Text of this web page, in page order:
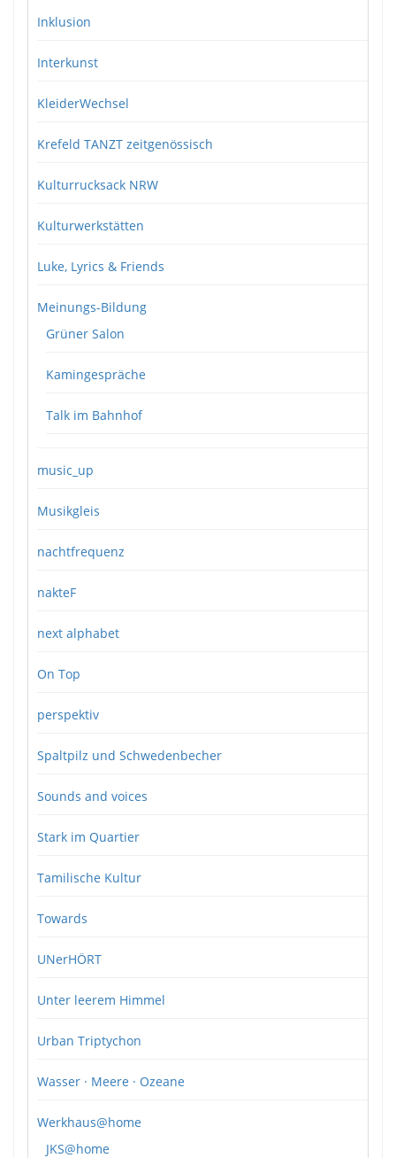
Inklusion
Interkunst
KleiderWechsel
Krefeld TANZT zeitgenössisch
Kulturrucksack NRW
Kulturwerkstätten
Luke, Lyrics & Friends
Meinungs-Bildung
Grüner Salon
Kamingespräche
Talk im Bahnhof
music_up
Musikgleis
nachtfrequenz
nakteF
next alphabet
On Top
perspektiv
Spaltpilz und Schwedenbecher
Sounds and voices
Stark im Quartier
Tamilische Kultur
Towards
UNerHÖRT
Unter leerem Himmel
Urban Triptychon
Wasser · Meere · Ozeane
Werkhaus@home
JKS@home